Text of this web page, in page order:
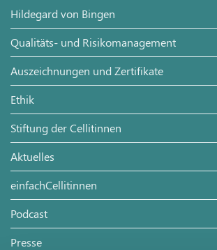
Hildegard von Bingen
Qualitäts- und Risikomanagement
Auszeichnungen und Zertifikate
Ethik
Stiftung der Cellitinnen
Aktuelles
einfachCellitinnen
Podcast
Presse